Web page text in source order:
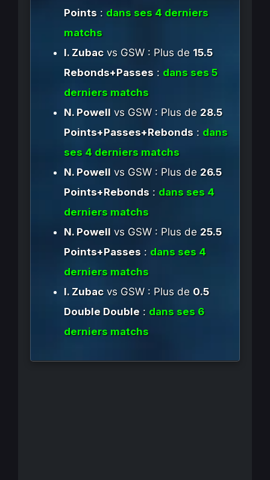
Points : dans ses 4 derniers
matchs
I. Zubac vs GSW : Plus de 15.5
Rebonds+Passes : dans ses 5
derniers matchs
N. Powell vs GSW : Plus de 28.5
Points+Passes+Rebonds : dans
ses 4 derniers matchs
N. Powell vs GSW : Plus de 26.5
Points+Rebonds : dans ses 4
derniers matchs
N. Powell vs GSW : Plus de 25.5
Points+Passes : dans ses 4
derniers matchs
I. Zubac vs GSW : Plus de 0.5
Double Double : dans ses 6
derniers matchs